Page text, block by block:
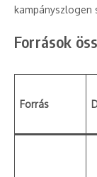
kampányszlogen
Források
Forrás